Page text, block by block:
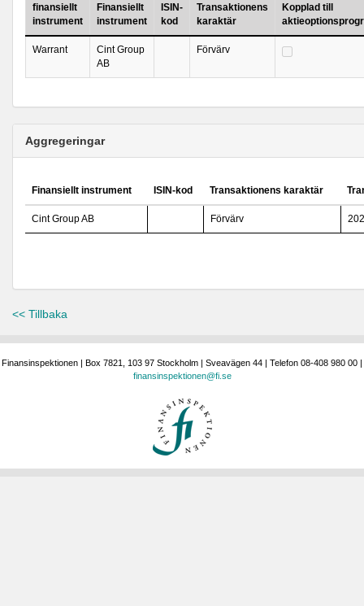
finansiellt
instrument
Finansiellt
instrument
ISIN-
kod
Transaktionens
karaktär
Kopplad till
Warrant
Cint Group
AB
Förvärv
Aggregeringar
Finansiellt instrument ISIN-kod Transaktionens karaktär
Cint Group AB Förvärv
<< Tillbaka
Finansinspektionen | Box 7821, 103 97 Stockholm | Sveavägen 44 | Telefon 08-408 980 00 |
finansinspektionen@fi.se